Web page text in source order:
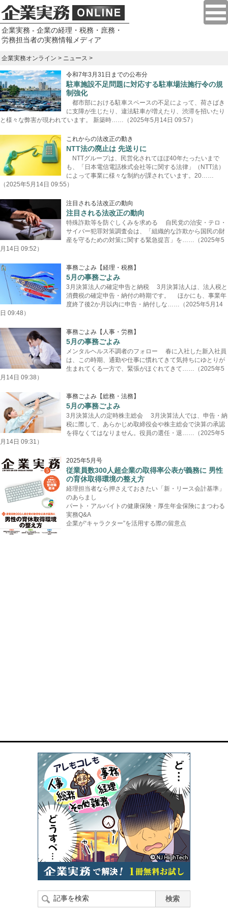
企業実務 - 企業の経理・税務・庶務・
労務担当者の実務情報メディア
企業実務オンライン > ニュース >
令和7年3月31日までの公布分
駐車施設不足問題に対応する駐車場法施行令の規
制強化
都市部における駐車スペースの不足によって、荷さばき
に支障が生じたり、違法駐車が増えたり、渋滞を招いたり
と様々な弊害が現われています。 新築時……（2025年5月14日 09:57）
これからの法改正の動き
NTT法の廃止は 先送りに
NTTグループは、民営化されてほぼ40年たったいまで
も、「日本電信電話株式会社等に関する法律」（NTT法）
によって事業に様々な制約が課されています。20……
（2025年5月14日 09:55）
注目される法改正の動向
注目される法改正の動向
特殊詐欺等を防ぐしくみを求める 自民党の治安・テロ・
サイバー犯罪対策調査会は、「組織的な詐欺から国民の財
産を守るための対策に関する緊急提言」を……（2025年5
月14日 09:52）
事務ごよみ【経理・税務】
5月の事務ごよみ
3月決算法人の確定申告と納税 3月決算法人は、法人税と
消費税の確定申告・納付の時期です。 ほかにも、事業年
度終了後2か月以内に申告・納付しな……（2025年5月14
日 09:48）
事務ごよみ【人事・労務】
5月の事務ごよみ
メンタルヘルス不調者のフォロー 春に入社した新入社員
は、この時期、通勤や仕事に慣れてきて気持ちにゆとりが
生まれてくる一方で、緊張がほぐれてきて……（2025年5
月14日 09:38）
事務ごよみ【総務・法務】
5月の事務ごよみ
3月決算法人の定時株主総会 3月決算法人では、申告・納
税に際して、あらかじめ取締役会や株主総会で決算の承認
を得なくてはなりません。役員の選任・退……（2025年5
月14日 09:31）
2025年5月号
従業員数300人超企業の取得率公表が義務に 男性
の育休取得環境の整え方
経理担当者なら押さえておきたい「新・リース会計基準」
のあらまし
パート・アルバイトの健康保険・厚生年金保険にまつわる
実務Q&A
企業が“キャラクター”を活用する際の留意点